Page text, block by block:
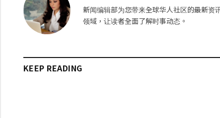
新闻编辑部为您带来全球华人社区的最新资
领域，让读者全面了解时事动态。
KEEP READING